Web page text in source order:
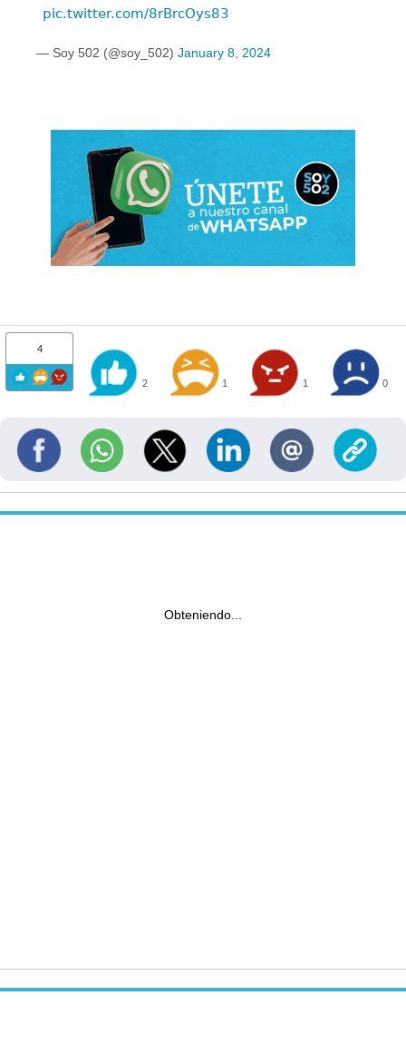
pic.twitter.com/8rBrcOys83
— Soy 502 (@soy_502) January 8, 2024
4
2 1 1 0
Obteniendo...